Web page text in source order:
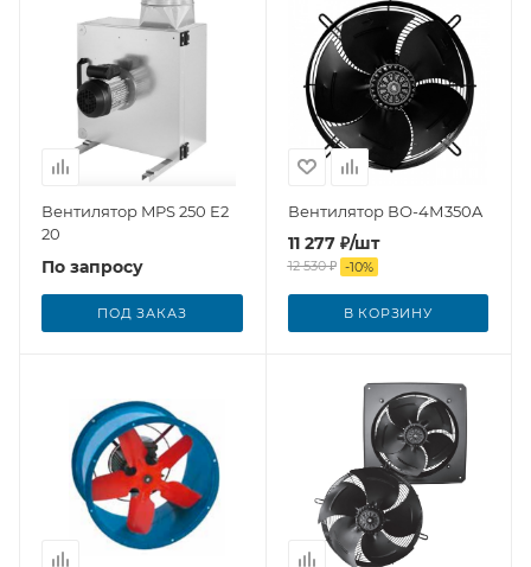
Вентилятор MPS 250 E2
20
По запросу
ПОД ЗАКАЗ
Вентилятор ВО-4М350A
11 277₽/шт
12 530₽ -10%
В КОРЗИНУ